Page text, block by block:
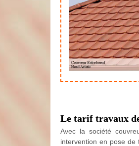
Le tarif travaux
Avec la société
intervention en pose de